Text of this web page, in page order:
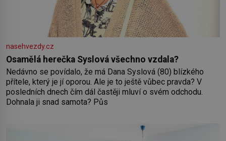
nasehvezdy.cz
Osamělá herečka Syslová všechno vzdala?
Nedávno se povídalo, že má Dana Syslová (80) blízkého
přítele, který je jí oporou. Ale je to ještě vůbec pravda? V
posledních dnech čím dál častěji mluví o svém odchodu.
Dohnala ji snad samota? Půs